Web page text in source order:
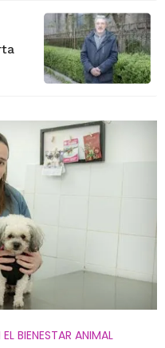
BIENESTAR ANIMAL